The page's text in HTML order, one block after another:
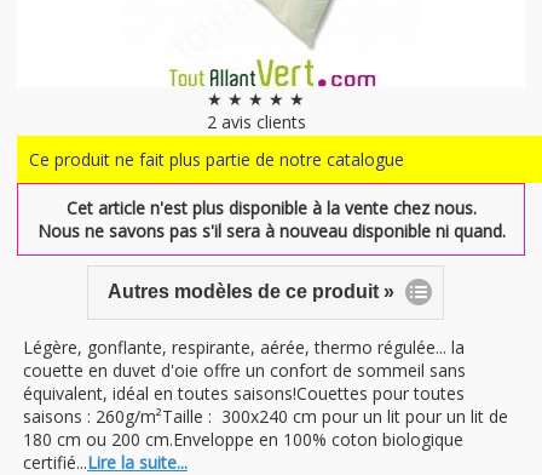
★ ★ ★ ★ ★
2avis clients
Ce produit ne fait plus partie de notre catalogue
Cet article n'est plus disponible à la vente chez nous.
Nous ne savons pas s'il sera à nouveau disponible ni quand.
Autres modèles de ce produit »
Légère, gonflante, respirante, aérée, thermo régulée... la
couette en duvet d'oie offre un confort de sommeil sans
équivalent, idéal en toutes saisons!Couettes pour toutes
saisons : 260g/m²Taille : 300x240 cm pour un lit pour un lit de
180 cm ou 200 cm.Enveloppe en 100% coton biologique
certifié...Lire la suite...